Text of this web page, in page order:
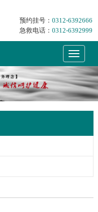
预约挂号： 0312-6392666
急救电话： 0312-6392999